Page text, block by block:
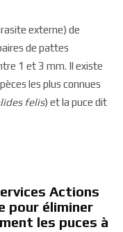
externe) de
de pattes
1 et 3 mm. Il existe
les plus connues
felis) et la puce dit
Actions
pour éliminer
les puces à